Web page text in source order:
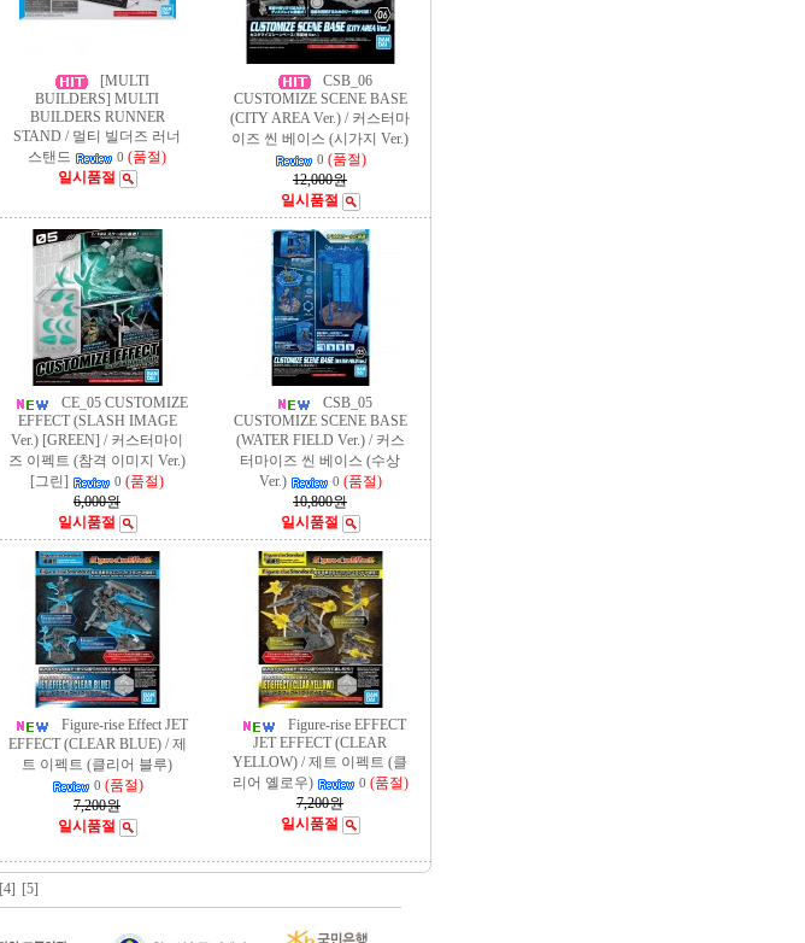
[MULTI
BUILDERS] MULTI
BUILDERS RUNNER
STAND / 멀티 빌더즈 러너
스탠드
0 (품절)
일시품절
CSB_06
CUSTOMIZE SCENE BASE
(CITY AREA Ver.) / 커스터마
이즈 씬 베이스 (시가지 Ver.)
0 (품절)
12,000원
일시품절
CE_05 CUSTOMIZE
EFFECT (SLASH IMAGE
Ver.) [GREEN] / 커스터마이
즈 이펙트 (참격 이미지 Ver.)
[그린]
0 (품절)
6,000원
일시품절
CSB_05
CUSTOMIZE SCENE BASE
(WATER FIELD Ver.) / 커스
터마이즈 씬 베이스 (수상
Ver.)
0 (품절)
10,800원
일시품절
Figure-rise Effect JET
EFFECT (CLEAR BLUE) / 제
트 이펙트 (클리어 블루)
0 (품절)
7,200원
일시품절
Figure-rise EFFECT
JET EFFECT (CLEAR
YELLOW) / 제트 이펙트 (클
리어 옐로우)
0 (품절)
7,200원
일시품절
[4] [5]